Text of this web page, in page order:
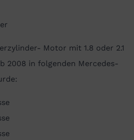
Motor mit 1.8 oder 2.1
2008 in folgenden Mercedes-